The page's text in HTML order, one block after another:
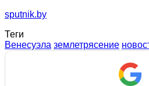
sputnik.by
Теги
Венесуэла землетрясение